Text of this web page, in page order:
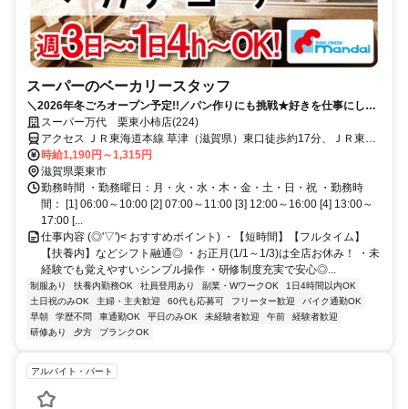
スーパーのベーカリースタッフ
＼2026年冬ごろオープン予定!!／パン作りにも挑戦★好きを仕事にしま
せんか♪週3～◎
スーパー万代 栗東小柿店(224)
アクセス ＪＲ東海道本線 草津（滋賀県）東口徒歩約17分、ＪＲ東海
道本線 栗東東口徒歩約30分、ＪＲ草津線 手原南口徒歩約31分
時給1,190円～1,315円
滋賀県栗東市
勤務時間 ・勤務曜日：月・火・水・木・金・土・日・祝 ・勤務時
間： [1] 06:00～10:00 [2] 07:00～11:00 [3] 12:00～16:00 [4] 13:00～
17:00 [...
仕事内容 (◎'▽')< おすすめポイント) ・【短時間】【フルタイム】
【扶養内】などシフト融通◎ ・お正月(1/1～1/3)は全店お休み！ ・未
経験でも覚えやすいシンプル操作 ・研修制度充実で安心◎...
制服あり 扶養内勤務OK 社員登用あり 副業・WワークOK
1日4時間以内OK
土日祝のみOK
主婦・主夫歓迎 60代も応募可 フリーター歓迎
バイク通勤OK
早朝
学歴不問 車通勤OK 平日のみOK 未経験者歓迎 午前
経験者歓迎
研修あり
夕方 ブランクOK
アルバイト・パート